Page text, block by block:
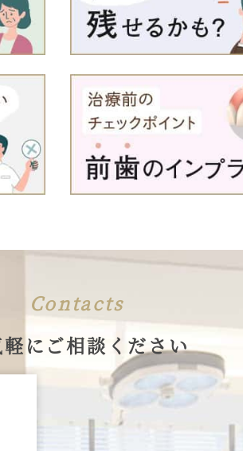
Contacts
軽にご相談ください